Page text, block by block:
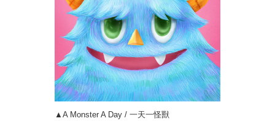
▲A Monster A Day / 一天一怪獸